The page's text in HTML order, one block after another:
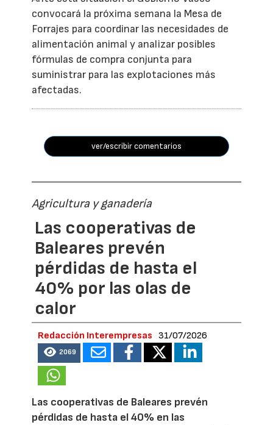
convocará la próxima semana la Mesa de
Forrajes para coordinar las necesidades de
alimentación animal y analizar posibles
fórmulas de compra conjunta para
suministrar para las explotaciones más
afectadas.
ver/escribir comentarios
Agricultura y ganadería
Las cooperativas de
Baleares prevén
pérdidas de hasta el
40% por las olas de
calor
Redacción Interempresas 31/07/2026
2069
Las cooperativas de Baleares prevén
pérdidas de hasta el 40% en las